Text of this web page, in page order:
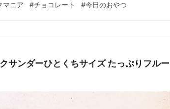
マニア #チョコレート #今日のおやつ
サンダーひとくちサイズ たっぷりフルー